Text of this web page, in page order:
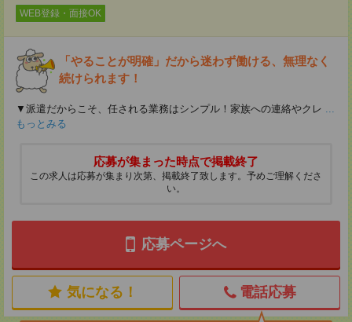
WEB登録・面接OK
「やることが明確」だから迷わず働ける、無理なく
続けられます！
▼派遣だからこそ、任される業務はシンプル！家族への連絡やクレ ...
もっとみる
応募が集まった時点で掲載終了
この求人は応募が集まり次第、掲載終了致します。予めご理解くださ
い。
応募ページへ
気になる！ 電話応募